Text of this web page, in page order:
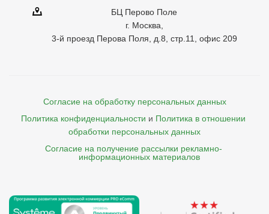
БЦ Перово Поле
г. Москва,
3-й проезд Перова Поля, д.8, стр.11, офис 209
Согласие на обработку персональных данных
Политика конфиденциальности и Политика в отношении
обработки персональных данных
Согласие на получение рассылки рекламно-
    информационных материалов